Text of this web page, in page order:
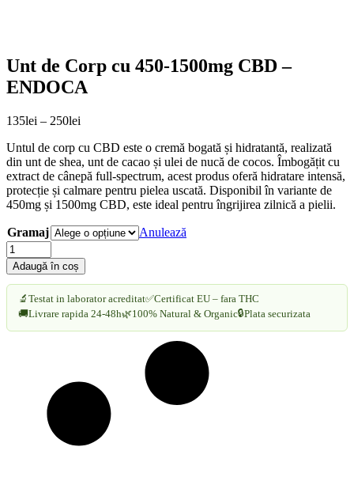
Unt de Corp cu 450-1500mg CBD –
ENDOCA
135lei – 250lei
prețuri:
135lei
până
la
250lei
Untul de corp cu CBD este o cremă bogată și hidratantă, realizată
din unt de shea, unt de cacao și ulei de nucă de cocos. Îmbogățit cu
extract de cânepă full-spectrum, acest produs oferă hidratare intensă,
protecție și calmare pentru pielea uscată. Disponibil în variante de
450mg și 1500mg CBD, este ideal pentru îngrijirea zilnică a pielii.
Gramaj
Anulează
Unt
de
Corp
cu
450-
1500mg
CBD
Adaugă în coș
🔬 Testat in laborator acreditat✅Certificat EU – fara THC
🚚Livrare rapida 24-48h🌿100% Natural & Organic🔒Plata securizata